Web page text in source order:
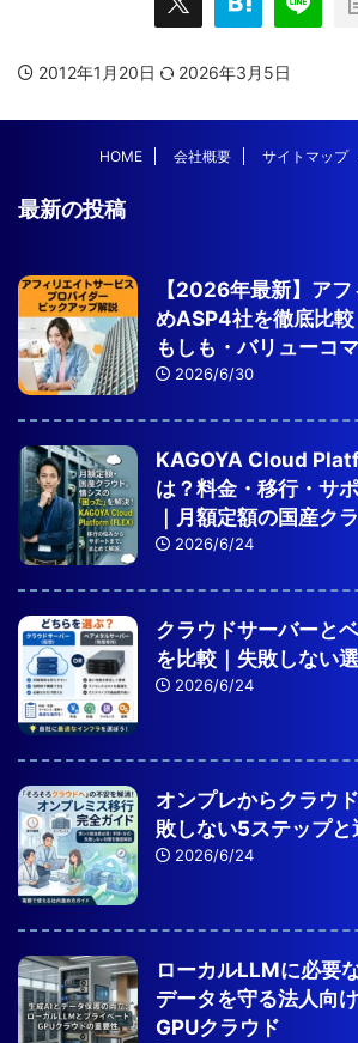
2012年1月20日 2026年3月5日
HOME 会社概要 サイトマップ
最新の投稿
【2026年最新】ア
めASP4社を徹底比
もしも・バリューコ
2026/6/30
KAGOYA Cloud
は？料金・移行・サ
｜月額定額の国産ク
2026/6/24
クラウドサーバーと
を比較｜失敗しない
2026/6/24
オンプレからクラウ
敗しない5ステップと
2026/6/24
ローカルLLMに必要
データを守る法人向
GPUクラウド